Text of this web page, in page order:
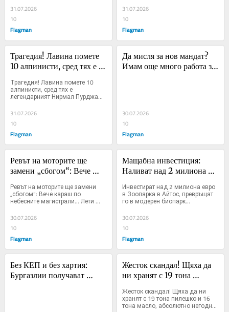
31.07.2026
10
Flagman
31.07.2026
10
Flagman
Трагедия! Лавина помете
10 алпинисти, сред тях е
Пурджа
Трагедия! Лавина помете 10
алпинисти, сред тях е
легендарният Нирмал Пурджа...
31.07.2026
10
Flagman
Да мисля за нов мандат?
Имам още много работа за
30.07.2026
10
Flagman
Ревът на моторите ще
замени „сбогом“: Вече
магистрали... Лети високо,
Вики!
Ревът на моторите ще замени
„сбогом“: Вече караш по
небесните магистрали... Лети
30.07.2026
10
Flagman
Мащабна инвестиция:
Наливат над 2 милиона
превръщат го в модерен
биопарк
Инвестират над 2 милиона евро
в Зоопарка в Айтос, превръщат
го в модерен биопарк...
30.07.2026
10
Flagman
Без КЕП и без хартия:
Бургазлии получават
Жесток скандал! Щяха да
ни хранят с 19 тона
абсолютно негодно за хора
Жесток скандал! Щяха да ни
хранят с 19 тона пилешко и 16
тона масло, абсолютно негодно